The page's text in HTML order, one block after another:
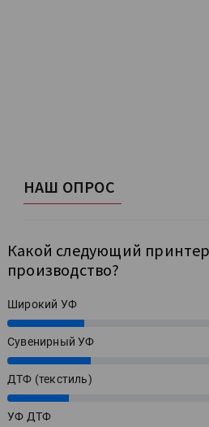
НАШ ОПРОС
Какой следующий
производство?
Широкий УФ
25%
Сувенирный УФ
27%
ДТФ (текстиль)
20%
УФ ДТФ